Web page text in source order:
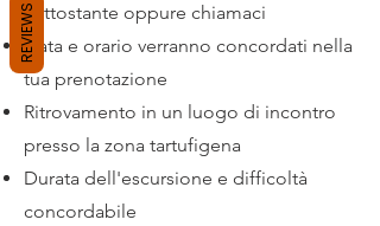
sottostante oppure chiamaci
Data e orario verranno concordati nella
tua prenotazione
Ritrovamento in un luogo di incontro
presso la zona tartufigena
Durata dell'escursione e difficoltà
concordabile
REVIEWS